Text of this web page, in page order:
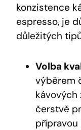
konzistence
espresso, je
důležitých
Volba
výběrem
kávových
čerstvě
přípravou